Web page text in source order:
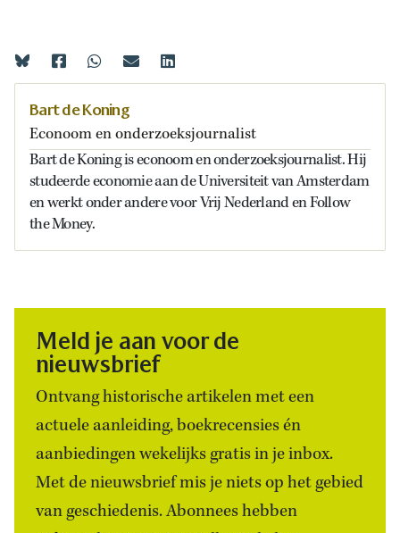
Bart de Koning
Econoom en onderzoeksjournalist
Bart de Koning is econoom en onderzoeksjournalist. Hij
studeerde economie aan de Universiteit van Amsterdam
en werkt onder andere voor Vrij Nederland en Follow
the Money.
Meld je aan voor de
nieuwsbrief
Ontvang historische artikelen met een
actuele aanleiding, boekrecensies én
aanbiedingen wekelijks gratis in je inbox.
Met de nieuwsbrief mis je niets op het gebied
van geschiedenis. Abonnees hebben